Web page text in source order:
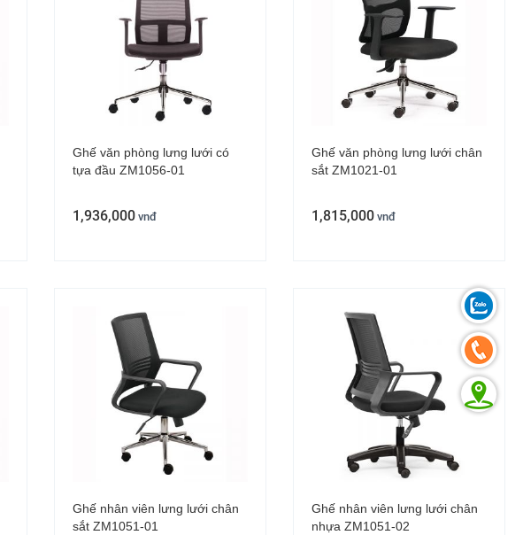
Ghế văn phòng lưng lưới có
tựa đầu ZM1056-01
1,936,000 vnđ
Ghế văn phòng lưng lưới chân
sắt ZM1021-01
1,815,000 vnđ
Ghế nhân viên lưng lưới chân
sắt ZM1051-01
Ghế nhân viên lưng lưới chân
nhựa ZM1051-02